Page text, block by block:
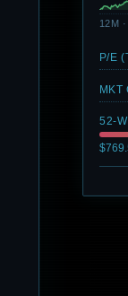
12M
P/E
MKT
52-